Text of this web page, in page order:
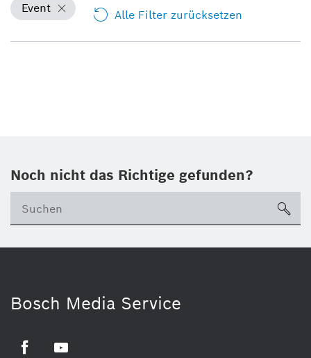
Event Alle Filter zurücksetzen
Noch nicht das Richtige gefunden?
Bosch Media Service